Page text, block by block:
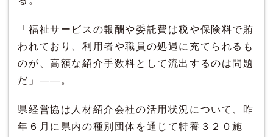
「福祉サービスの報酬や委託費は税や保険料で賄
われており、利用者や職員の処遇に充てられるも
のが、高額な紹介手数料として流出するのは問題
だ」――。
県経営協は人材紹介会社の活用状況について、昨
年６月に県内の種別団体を通じて特養３２０施